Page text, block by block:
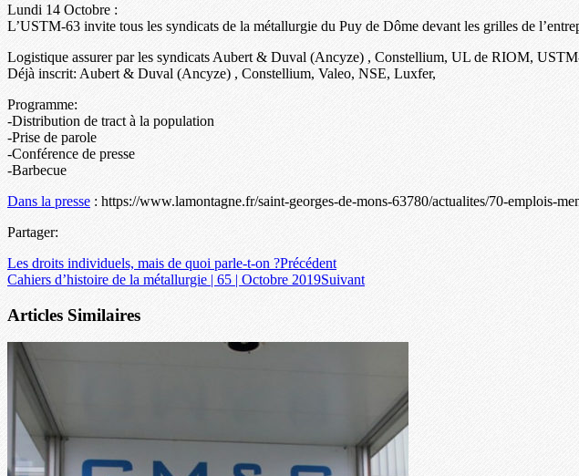
Lundi 14 Octobre :
L’USTM-63 invite tous les syndicats de la métallurgie du Puy de Dôme devant les grilles de
Logistique assurer par les syndicats Aubert & Duval (Ancyze) , Constellium, UL de RIOM,
Déjà inscrit: Aubert & Duval (Ancyze) , Constellium, Valeo, NSE, Luxfer,
Programme:
-Distribution de tract à la population
-Prise de parole
-Conférence de presse
-Barbecue
Dans la presse : https://www.lamontagne.fr/saint-georges-de-mons-63780/actualites/70-emplois-
Partager:
Les droits individuels, mais de quoi parle-t-on ?Précédent
Cahiers d’histoire de la métallurgie | 65 | Octobre 2019Suivant
Articles Similaires